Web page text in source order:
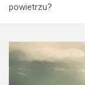
powietrzu?